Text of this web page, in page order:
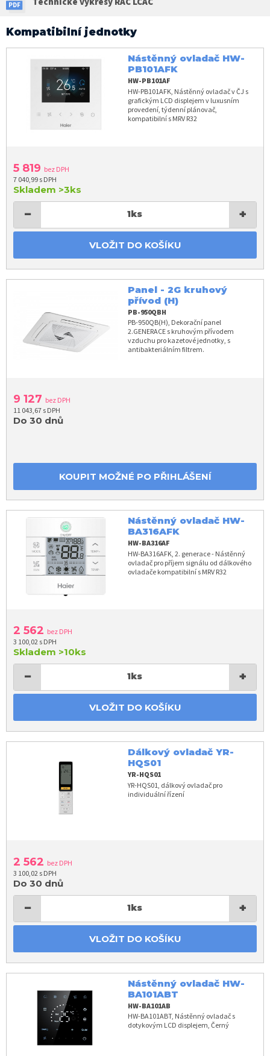
Kompatibilní jednotky
Nástěnný ovladač HW-
PB101AFK
HW-PB101AF
HW-PB101AFK, Nástěnný ovladač v ČJ s
grafickým LCD displejem v luxusním
provedení, týdenní plánovač,
kompatibilní s MRV R32
5 819 bez DPH
7 040,99 s DPH
Skladem >3ks
− 1ks +
VLOŽIT DO KOŠÍKU
Panel - 2G kruhový
přívod (H)
PB-950QBH
PB-950QB(H), Dekorační panel
2.GENERACE s kruhovým přívodem
vzduchu pro kazetové jednotky, s
antibakteriálním filtrem.
9 127 bez DPH
11 043,67 s DPH
Do 30 dnů
KOUPIT MOŽNÉ PO PŘIHLÁŠENÍ
Nástěnný ovladač HW-
BA316AFK
HW-BA316AF
HW-BA316AFK, 2. generace - Nástěnný
ovladač pro příjem signálu od dálkového
ovladače kompatibilní s MRV R32
2 562 bez DPH
3 100,02 s DPH
Skladem >10ks
− 1ks +
VLOŽIT DO KOŠÍKU
Dálkový ovladač YR-
HQS01
YR-HQS01
YR-HQS01, dálkový ovladač pro
individuální řízení
2 562 bez DPH
3 100,02 s DPH
Do 30 dnů
− 1ks +
VLOŽIT DO KOŠÍKU
Nástěnný ovladač HW-
BA101ABT
HW-BA101AB
HW-BA101ABT, Nástěnný ovladač s
dotykovým LCD displejem, Černý